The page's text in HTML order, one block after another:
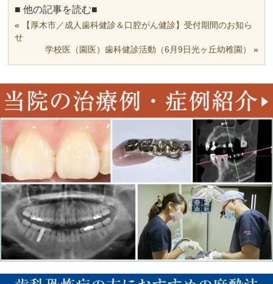
■ 他の記事を読む■
«
【厚木市／成人歯科健診＆口腔がん健診】受付期間のお知ら
せ
学校医（園医）歯科健診活動（6月9日光ヶ丘幼稚園）
»